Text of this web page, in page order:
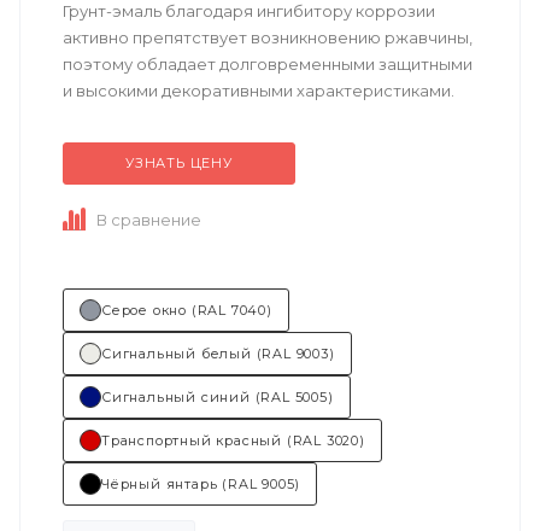
Грунт-эмаль благодаря ингибитору коррозии
активно препятствует возникновению ржавчины,
поэтому обладает долговременными защитными
и высокими декоративными характеристиками.
Подходит...
УЗНАТЬ ЦЕНУ
В сравнение
Серое окно (RAL 7040)
Сигнальный белый (RAL 9003)
Сигнальный синий (RAL 5005)
Транспортный красный (RAL 3020)
Чёрный янтарь (RAL 9005)